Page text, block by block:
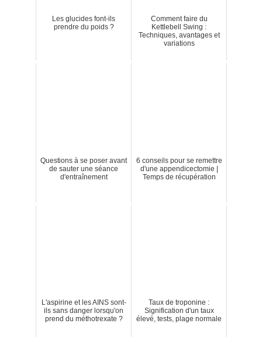
Les glucides font-ils
prendre du poids ?
Comment faire du
Kettlebell Swing :
Techniques, avantages et
variations
Questions à se poser avant
de sauter une séance
d'entraînement
6 conseils pour se remettre
d'une appendicectomie |
Temps de récupération
L'aspirine et les AINS sont-
ils sans danger lorsqu'on
prend du méthotrexate ?
Taux de troponine :
Signification d'un taux
élevé, tests, plage normale